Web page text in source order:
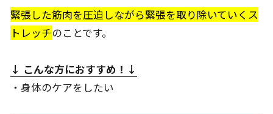
緊張した筋肉を圧迫しながら緊張を取り除いていくス
トレッチのことです。
↓ こんな方におすすめ ！↓
・身体のケアをしたい